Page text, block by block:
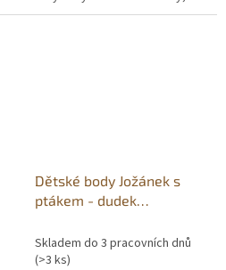
ručně malovaný motiv. 🖨️Vlastní
Dětské body Jožánek s
ptákem - dudek
Skladem do 3 pracovních dnů
(>3 ks)